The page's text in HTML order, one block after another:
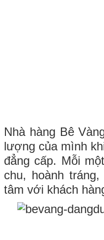
Nhà hàng Bê
lượng của mình
đẳng cấp. Mỗi
chu, hoành
tâm với khách